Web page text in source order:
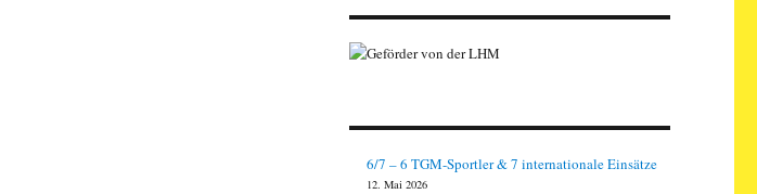
6/7 – 6 TGM-Sportler & 7 internationale Einsätze
12. Mai 2026